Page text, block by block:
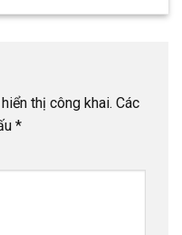
thị công khai. Các
*